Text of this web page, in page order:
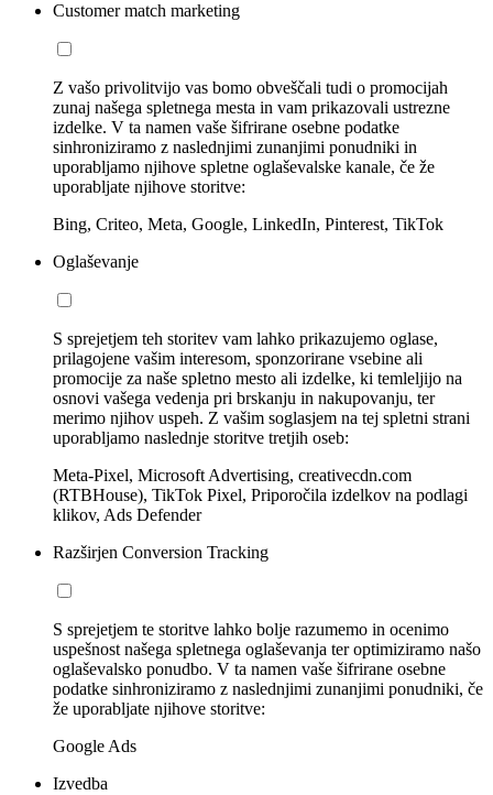
Customer match marketing
Z vašo privolitvijo vas bomo obveščali tudi o promocijah
zunaj našega spletnega mesta in vam prikazovali ustrezne
izdelke. V ta namen vaše šifrirane osebne podatke
sinhroniziramo z naslednjimi zunanjimi ponudniki in
uporabljamo njihove spletne oglaševalske kanale, če že
uporabljate njihove storitve:
Bing, Criteo, Meta, Google, LinkedIn, Pinterest, TikTok
Oglaševanje
S sprejetjem teh storitev vam lahko prikazujemo oglase,
prilagojene vašim interesom, sponzorirane vsebine ali
promocije za naše spletno mesto ali izdelke, ki temleljijo na
osnovi vašega vedenja pri brskanju in nakupovanju, ter
merimo njihov uspeh. Z vašim soglasjem na tej spletni strani
uporabljamo naslednje storitve tretjih oseb:
Meta-Pixel, Microsoft Advertising, creativecdn.com
(RTBHouse), TikTok Pixel, Priporočila izdelkov na podlagi
klikov, Ads Defender
Razširjen Conversion Tracking
S sprejetjem te storitve lahko bolje razumemo in ocenimo
uspešnost našega spletnega oglaševanja ter optimiziramo našo
oglaševalsko ponudbo. V ta namen vaše šifrirane osebne
podatke sinhroniziramo z naslednjimi zunanjimi ponudniki, če
že uporabljate njihove storitve:
Google Ads
Izvedba